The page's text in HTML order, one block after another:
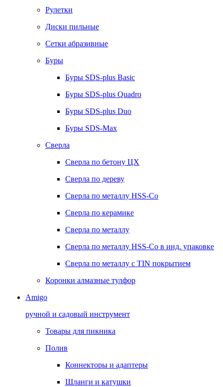
Рулетки
Диски пильные
Сетки абразивные
Буры
Буры SDS-plus Basic
Буры SDS-plus Quadro
Буры SDS-plus Duo
Буры SDS-Max
Сверла
Сверла по бетону ЦХ
Сверла по дереву
Сверла по металлу HSS-Co
Сверла по керамике
Сверла по металлу
Сверла по металлу HSS-Co в инд. упаковке
Сверла по металлу с TIN покрытием
Коронки алмазные тулфор
Amigo
ручной и садовый инструмент
Товары для пикника
Полив
Коннекторы и адаптеры
Шланги и катушки